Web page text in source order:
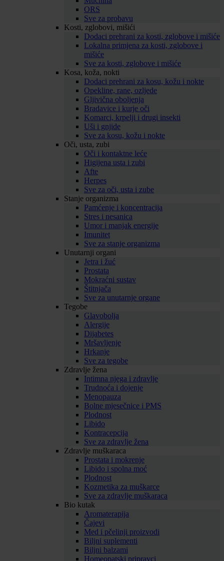
ORS
Sve za probavu
Kosti, zglobovi, mišići
Dodaci prehrani za kosti, zglobove i mišiće
Lokalna primjena za kosti, zglobove i
mišiće
Sve za kosti, zglobove i mišiće
Kosa, koža, nokti
Dodaci prehrani za kosu, kožu i nokte
Opekline, rane, ozljede
Gljivična oboljenja
Bradavice i kurje oči
Komarci, krpelji i drugi insekti
Uši i gnjide
Sve za kosu, kožu i nokte
Oči, usta, zubi
Oči i kontaktne leće
Higijena usta i zubi
Afte
Herpes
Sve za oči, usta i zube
Stanje organizma
Pamćenje i koncentracija
Stres i nesanica
Umor i manjak energije
Imunitet
Sve za stanje organizma
Unutarnji organi
Jetra i žuć
Prostata
Mokraćni sustav
Štitnjača
Sve za unutarnje organe
Tegobe
Glavobolja
Alergije
Dijabetes
Mršavljenje
Hrkanje
Sve za tegobe
Zdravlje žena
Intimna njega i zdravlje
Trudnoća i dojenje
Menopauza
Bolne mjesečnice i PMS
Plodnost
Libido
Kontracepcija
Sve za zdravlje žena
Zdravlje muškaraca
Prostata i mokrenje
Libido i spolna moć
Plodnost
Kozmetika za muškarce
Sve za zdravlje muškaraca
Bio kutak
Aromaterapija
Čajevi
Med i pčelinji proizvodi
Biljni suplementi
Biljni balzami
Homeopatski pripravci